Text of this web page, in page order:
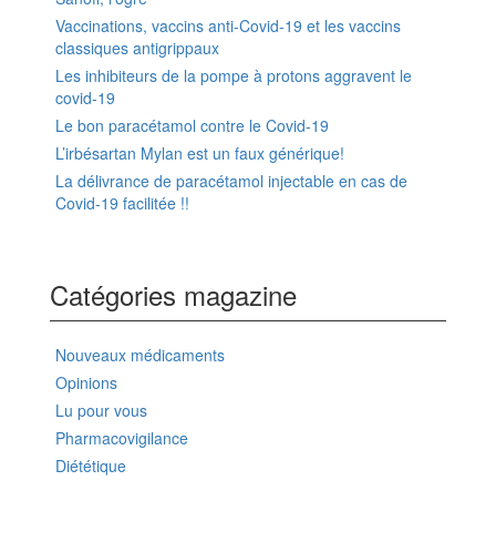
Vaccinations, vaccins anti-Covid-19 et les vaccins
classiques antigrippaux
Les inhibiteurs de la pompe à protons aggravent le
covid-19
Le bon paracétamol contre le Covid-19
L’irbésartan Mylan est un faux générique!
La délivrance de paracétamol injectable en cas de
Covid-19 facilitée !!
Catégories magazine
Nouveaux médicaments
Opinions
Lu pour vous
Pharmacovigilance
Diététique